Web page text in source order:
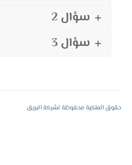
سؤال 2
سؤال 3
حقوق الملكية محفوظة لشركة البريق